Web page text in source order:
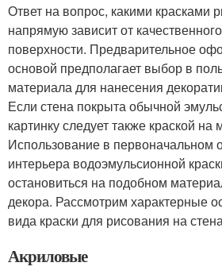
Ответ на вопрос, какими красками
напрямую зависит от
поверхности. Предварительное
основой предполагает выбор в
материала для нанесения
Если стена покрыта обычной
картинку следует также краской
Использование в первоначальном
интерьера водоэмульсионной
остановиться на подобном
декора. Рассмотрим характерные
вида краски для рисования на
Акриловые